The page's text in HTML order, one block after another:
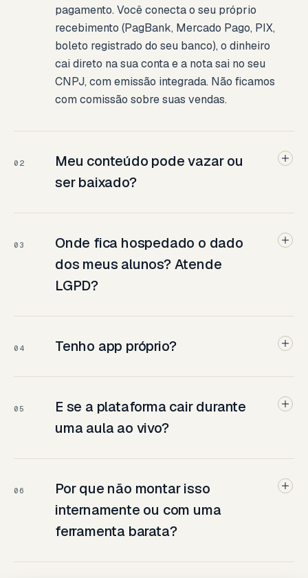
pagamento. Você conecta o seu próprio
recebimento (PagBank, Mercado Pago, PIX,
boleto registrado do seu banco), o dinheiro
cai direto na sua conta e a nota sai no seu
CNPJ, com emissão integrada. Não ficamos
com comissão sobre suas vendas.
02
Meu conteúdo pode vazar ou
ser baixado?
03
Onde fica hospedado o dado
dos meus alunos? Atende
LGPD?
04 Tenho app próprio?
05
E se a plataforma cair durante
uma aula ao vivo?
06
Por que não montar isso
internamente ou com uma
ferramenta barata?